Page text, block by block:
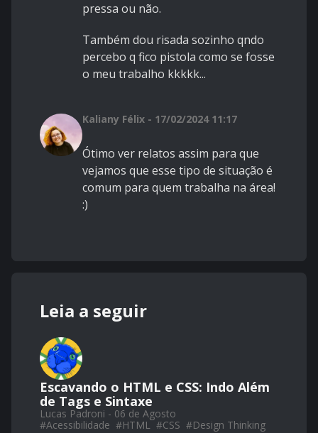
pressa ou não.
Também dou risada sozinho qndo
percebo q fico pistola como se fosse
o meu trabalho kkkkk...
Kaliany Félix - 17/02/2024 11:17
Ótimo ver relatos assim para que
vejamos que esse tipo de situação é
comum para quem trabalha na área!
:)
Leia a seguir
Escavando o HTML e CSS: Indo Além
de Tags e Sintaxe
Lucas Padroni - 06 de Agosto
#Acessibilidade #HTML #CSS #Design Thinking